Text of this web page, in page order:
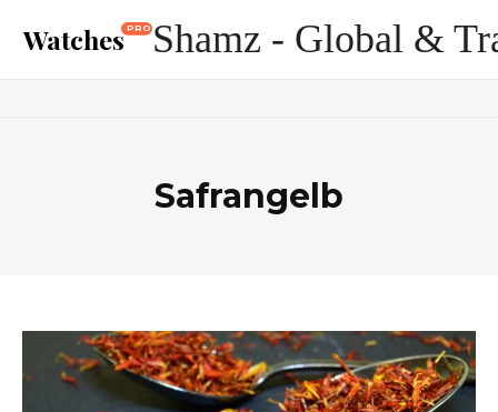
Watches PRO Shamz - Global &
Safrangelb